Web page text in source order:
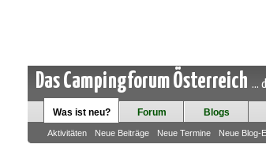
Das Campingforum Österreich ...
Was ist neu?
Aktivitäten Neue Beiträge Neue Termine Neue Blog-
Forum Blogs